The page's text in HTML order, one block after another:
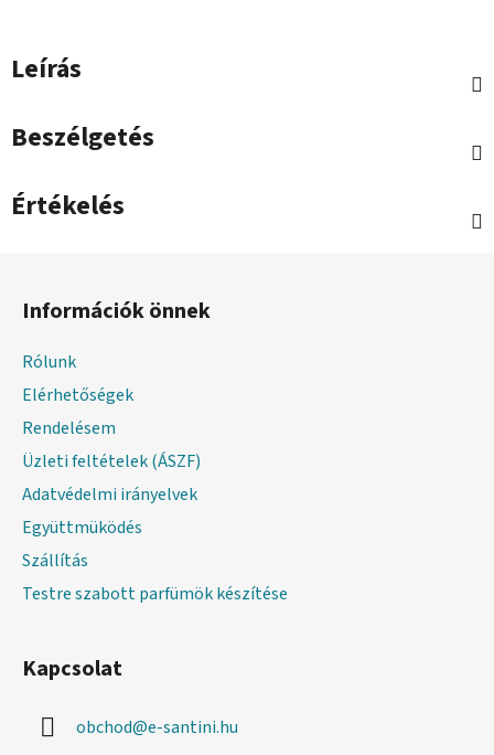
Leírás
Beszélgetés
Értékelés
Információk önnek
Rólunk
Elérhetőségek
Rendelésem
Üzleti feltételek (ÁSZF)
Adatvédelmi irányelvek
Együttmüködés
Szállítás
Testre szabott parfümök készítése
Kapcsolat
obchod@e-santini.hu